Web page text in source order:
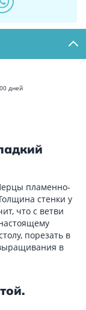
дней
пламенно-
стенки у
что с ветви
порезать в
в